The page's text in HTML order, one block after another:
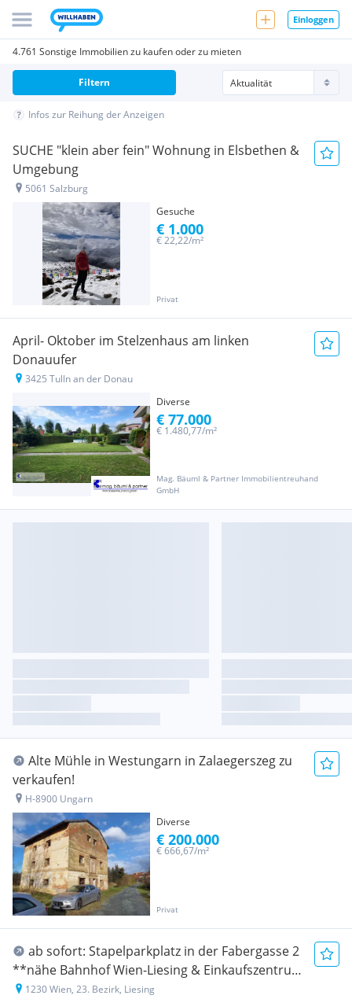
Einloggen
4.761 Sonstige Immobilien zu kaufen oder zu mieten
Filtern
Infos zur Reihung der Anzeigen
SUCHE "klein aber fein" Wohnung in Elsbethen &
Umgebung
5061 Salzburg
Gesuche
Privat
€ 22,22/m²
€ 1.000
April- Oktober im Stelzenhaus am linken
Donauufer
3425 Tulln an der Donau
Diverse
Mag. Bäuml & Partner Immobilientreuhand
GmbH
€ 1.480,77/m²
€ 77.000
Alte Mühle in Westungarn in Zalaegerszeg zu
verkaufen!
H-8900 Ungarn
Diverse
Privat
€ 666,67/m²
€ 200.000
ab sofort: Stapelparkplatz in der Fabergasse 2
**nähe Bahnhof Wien-Liesing & Einkaufszentrum
Riverside!**
1230 Wien, 23. Bezirk, Liesing